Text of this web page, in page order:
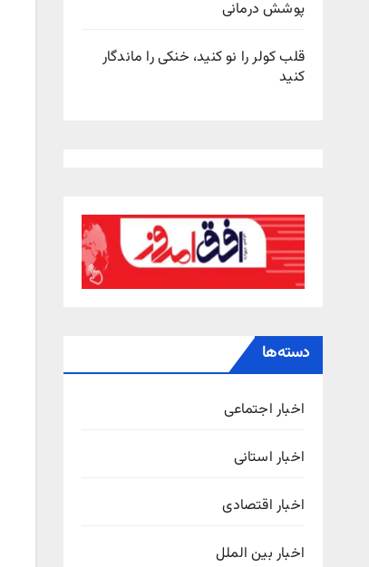
پوشش درمانی
قلب کولر را نو کنید، خنکی را ماندگار
کنید
دسته‌ها
اخبار اجتماعی
اخبار استانی
اخبار اقتصادی
اخبار بین الملل